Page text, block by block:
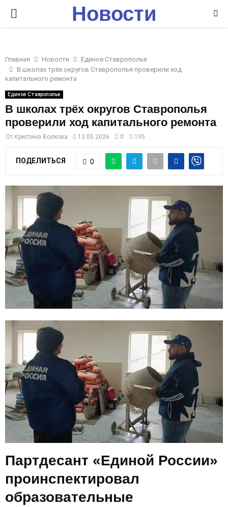
P
I
M
A
M
E
N
U
Новости
Главная Новости
Единое Ставрополье
В школах трёх округов Ставрополья проверили ход
капитального ремонта
Единое Ставрополье
В школах трёх округов Ставрополья
проверили ход капитального ремонта
От Кристина Волкова 13.05.2026 0 195
ПОДЕЛИТЬСЯ 0
Партдесант «Единой России»
проинспектировал
образовательные